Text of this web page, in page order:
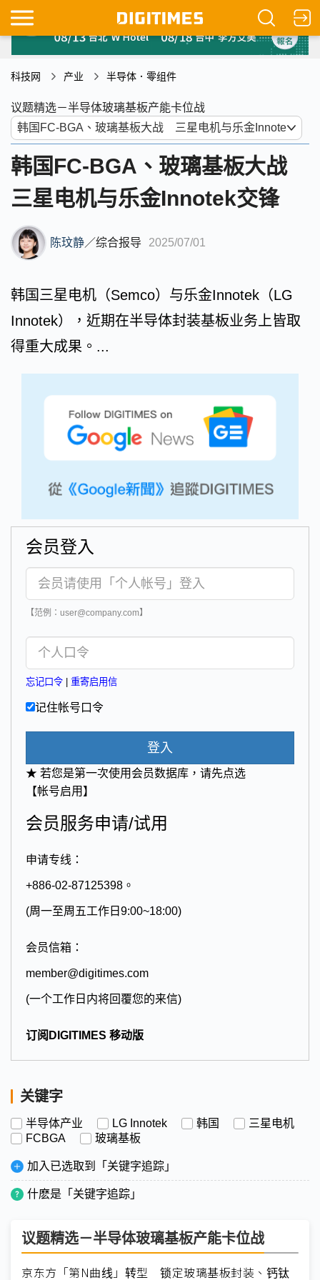
科技网 产业 半导体．零组件
议题精选－半导体玻璃基板产能卡位战
韩国FC-BGA、玻璃基板大战
三星电机与乐金Innotek交锋
陈玟静／综合报导 2025/07/01
韩国三星电机（Semco）与乐金Innotek（LG
Innotek），近期在半导体封装基板业务上皆取
得重大成果。...
会员登入
【范例：user@company.com】
忘记口令 重寄启用信
记住帐号口令
登入
★ 若您是第一次使用会员数据库，请先点选
【帐号启用】
会员服务申请/试用
申请专线：
+886-02-87125398。
(周一至周五工作日9:00~18:00)
会员信箱：
member@digitimes.com
(一个工作日内将回覆您的来信)
订阅DIGITIMES 移动版
关键字
半导体产业 LG Innotek 韩国
三星电机
FCBGA
玻璃基板
加入已选取到「关键字追踪」
什麽是「关键字追踪」
议题精选－半导体玻璃基板产能卡位战
京东方「第N曲线」转型 锁定玻璃基板封装、钙钛